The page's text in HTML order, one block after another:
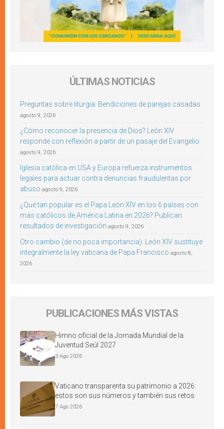
ÚLTIMAS NOTICIAS
Preguntas sobre liturgia: Bendiciones de parejas casadas
agosto 9, 2026
¿Cómo reconocer la presencia de Dios? León XIV
responde con reflexión a partir de un pasaje del Evangelio
agosto 9, 2026
Iglesia católica en USA y Europa refuerza instrumentos
legales para actuar contra denuncias fraudulentas por
abuso agosto 9, 2026
¿Qué tan popular es el Papa León XIV en los 6 países con
más católicos de América Latina en 2026? Publican
resultados de investigación agosto 9, 2026
Otro cambio (de no poca importancia): León XIV sustituye
integralmente la ley vaticana de Papa Francisco agosto 8,
2026
PUBLICACIONES MÁS VISTAS
Himno oficial de la Jornada Mundial de la
Juventud Seúl 2027
3 Ago 2026
Vaticano transparenta su patrimonio a 2026:
estos son sus números y también sus retos
7 Ago 2026